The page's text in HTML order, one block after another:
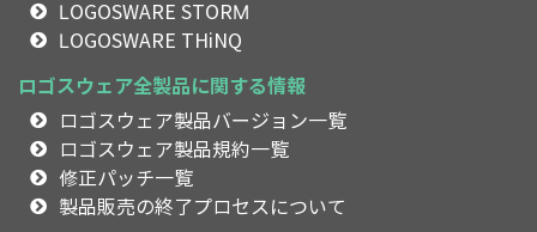
LOGOSWARE STORM
LOGOSWARE THiNQ
ロゴスウェア全製品に関する情報
ロゴスウェア製品バージョン一覧
ロゴスウェア製品規約一覧
修正パッチ一覧
製品販売の終了プロセスについて